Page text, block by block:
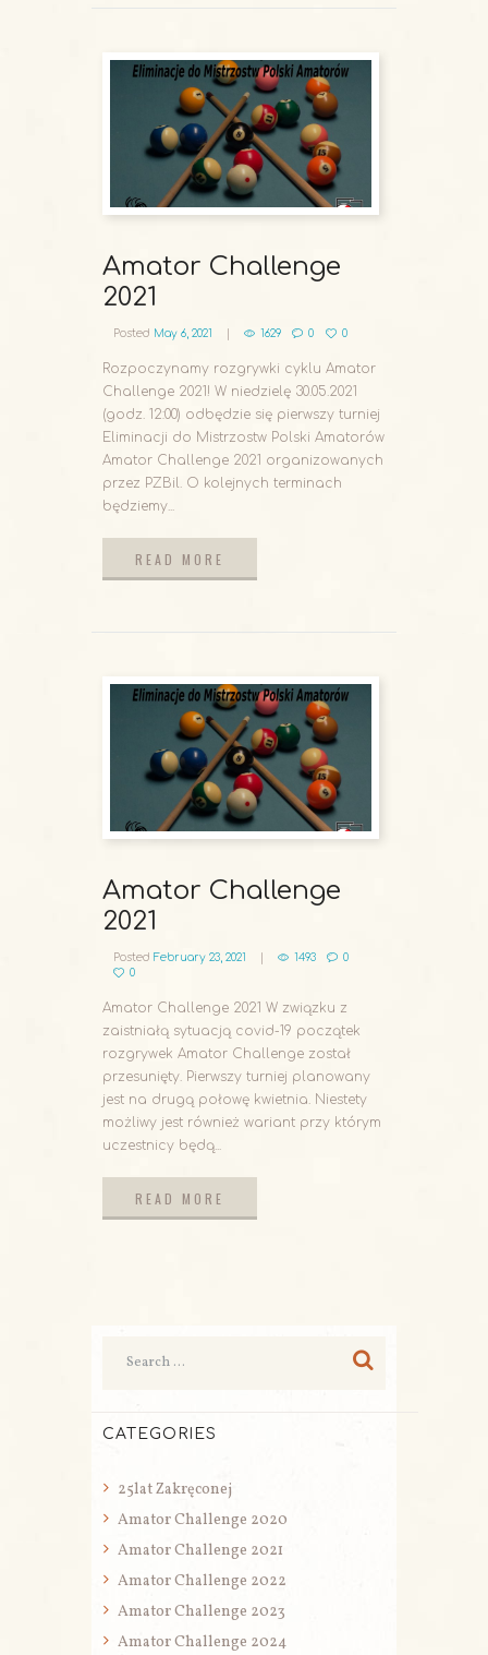
Amator Challenge
2021
Posted May 6, 2021 1629 0 0
Rozpoczynamy rozgrywki cyklu Amator
Challenge 2021! W niedzielę 30.05.2021
(godz. 12:00) odbędzie się pierwszy turniej
Eliminacji do Mistrzostw Polski Amatorów
Amator Challenge 2021 organizowanych
przez PZBil. O kolejnych terminach
będziemy...
READ MORE
Amator Challenge
2021
Posted February 23, 2021 1493
0
0
Amator Challenge 2021 W związku z
zaistniałą sytuacją covid-19 początek
rozgrywek Amator Challenge został
przesunięty. Pierwszy turniej planowany
jest na drugą połowę kwietnia. Niestety
możliwy jest również wariant przy którym
uczestnicy będą...
READ MORE
CATEGORIES
25lat Zakręconej
Amator Challenge 2020
Amator Challenge 2021
Amator Challenge 2022
Amator Challenge 2023
Amator Challenge 2024